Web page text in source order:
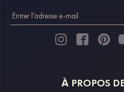
À PROPOS